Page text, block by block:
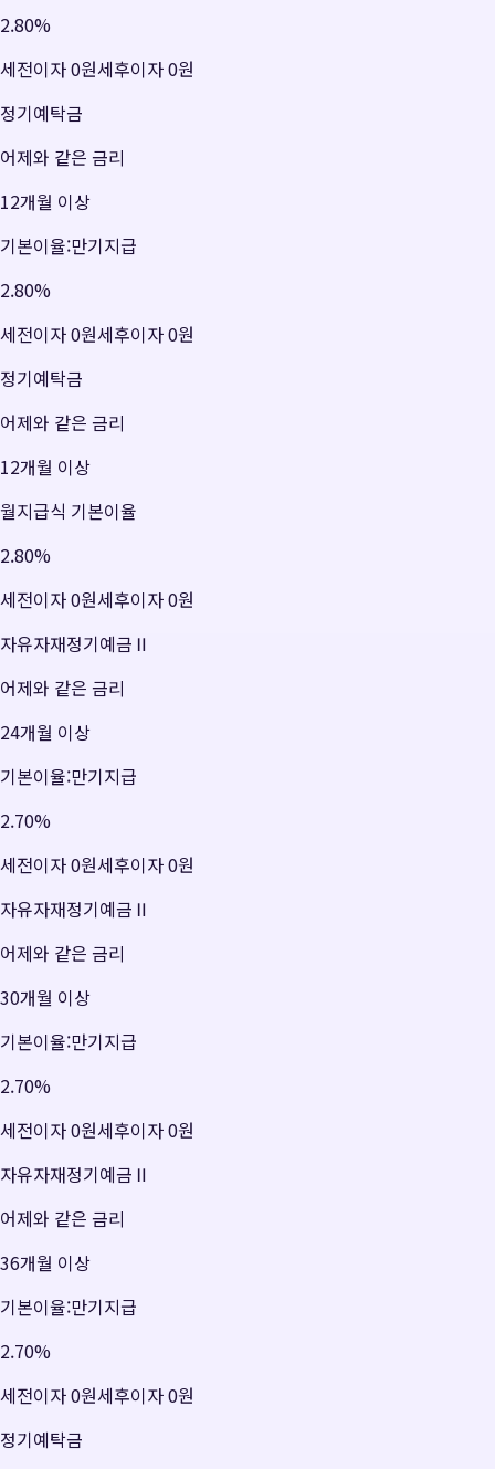
2.80%
세전이자0원세후이자0원
정기예탁금
어제와 같은 금리
12개월 이상
기본이율:만기지급
2.80%
세전이자0원세후이자0원
정기예탁금
어제와 같은 금리
12개월 이상
월지급식 기본이율
2.80%
세전이자0원세후이자0원
자유자재정기예금Ⅱ
어제와 같은 금리
24개월 이상
기본이율:만기지급
2.70%
세전이자0원세후이자0원
자유자재정기예금Ⅱ
어제와 같은 금리
30개월 이상
기본이율:만기지급
2.70%
세전이자0원세후이자0원
자유자재정기예금Ⅱ
어제와 같은 금리
36개월 이상
기본이율:만기지급
2.70%
세전이자0원세후이자0원
정기예탁금